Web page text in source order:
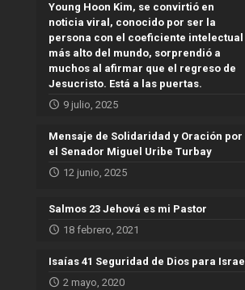
Young Hoon Kim, se convirtió en
noticia viral, conocido por ser la
persona con el coeficiente intelectual
más alto del mundo, sorprendió a
muchos al afirmar que el regreso de
Jesucristo. Está a las puertas.
9 julio, 2025
Mensaje de Solidaridad y Oración por
el Senador Miguel Uribe Turbay
12 junio, 2025
Salmos 23 Jehová es mi Pastor
18 febrero, 2021
Isaías 41 Seguridad de Dios para Israel
2 mayo, 2020